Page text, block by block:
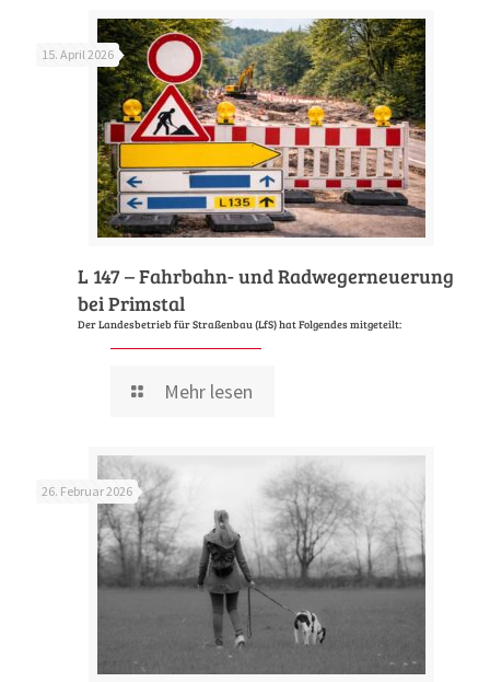
15. April 2026
L 147 – Fahrbahn- und Radwegerneuerung
bei Primstal
Der Landesbetrieb für Straßenbau (LfS) hat Folgendes mitgeteilt:
Mehr lesen
26. Februar 2026